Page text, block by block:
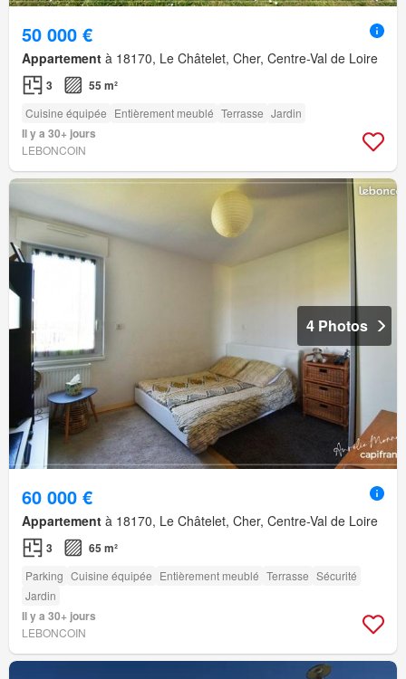
50 000 €
Appartement à 18170, Le Châtelet, Cher, Centre-Val de Loire
3 55 m²
Cuisine équipée Entièrement meublé Terrasse Jardin
Il y a 30+ jours
LEBONCOIN
4 Photos
60 000 €
Appartement à 18170, Le Châtelet, Cher, Centre-Val de Loire
3 65 m²
Parking Cuisine équipée Entièrement meublé Terrasse Sécurité
Jardin
Il y a 30+ jours
LEBONCOIN